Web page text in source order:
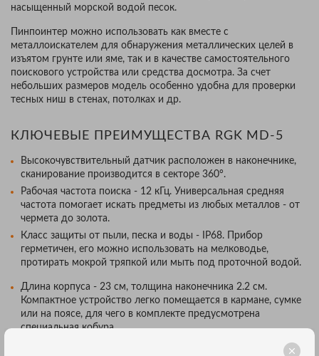
насыщенный морской водой песок.
Пинпоинтер можно использовать как вместе с
металлоискателем для обнаружения металлических целей в
изъятом грунте или яме, так и в качестве самостоятельного
поискового устройства или средства досмотра. За счет
небольших размеров модель особенно удобна для проверки
тесных ниш в стенах, потолках и др.
КЛЮЧЕВЫЕ ПРЕИМУЩЕСТВА RGK MD-5
Высокочувствительный датчик расположен в наконечнике,
сканирование производится в секторе 360°.
Рабочая частота поиска - 12 кГц. Универсальная средняя
частота помогает искать предметы из любых металлов - от
чермета до золота.
Класс защиты от пыли, песка и воды - IP68. Прибор
герметичен, его можно использовать на мелководье,
протирать мокрой тряпкой или мыть под проточной водой.
Длина корпуса - 23 см, толщина наконечника 2.2 см.
Компактное устройство легко помещается в кармане, сумке
или на поясе, для чего в комплекте предусмотрена
специальная кобура.